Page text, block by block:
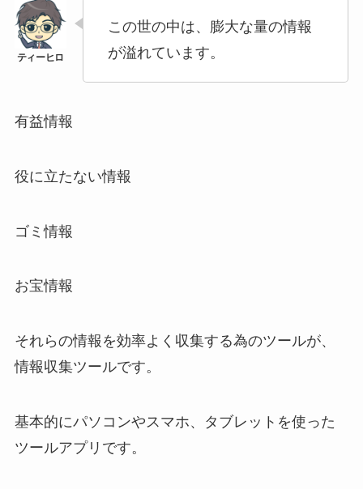
この世の中は、膨大な量の情報
が溢れています。
有益情報
役に立たない情報
ゴミ情報
お宝情報
それらの情報を効率よく収集する為のツールが、
情報収集ツールです。
基本的にパソコンやスマホ、タブレットを使った
ツールアプリです。